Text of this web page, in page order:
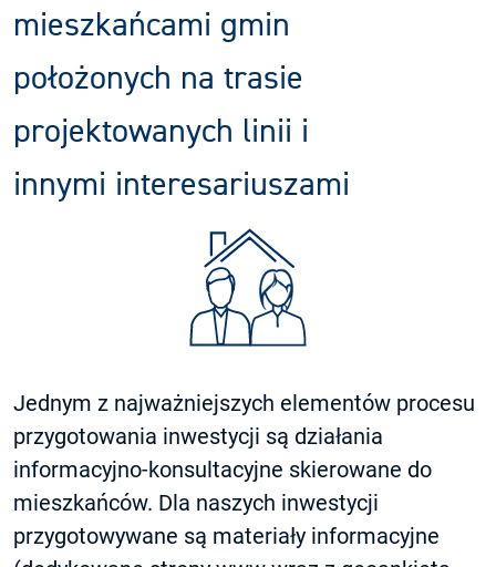
mieszkańcami gmin
położonych na trasie
projektowanych linii i
innymi interesariuszami
Jednym z najważniejszych elementów procesu
przygotowania inwestycji są działania
informacyjno-konsultacyjne skierowane do
mieszkańców. Dla naszych inwestycji
przygotowywane są materiały informacyjne